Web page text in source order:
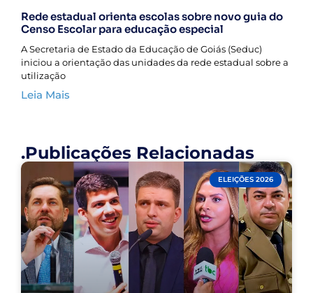
Rede estadual orienta escolas sobre novo guia do
Censo Escolar para educação especial
A Secretaria de Estado da Educação de Goiás (Seduc)
iniciou a orientação das unidades da rede estadual sobre a
utilização
Leia Mais
.Publicações Relacionadas
ELEIÇÕES 2026